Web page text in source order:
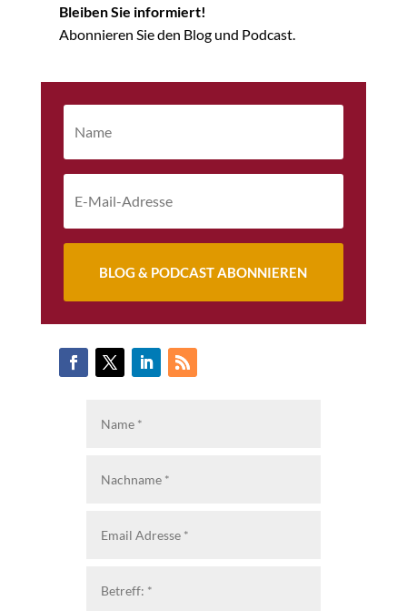
Bleiben Sie informiert!
Abonnieren Sie den Blog und Podcast.
BLOG & PODCAST ABONNIEREN